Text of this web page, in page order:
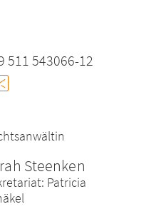
511 543066-12
Steenken
Patricia